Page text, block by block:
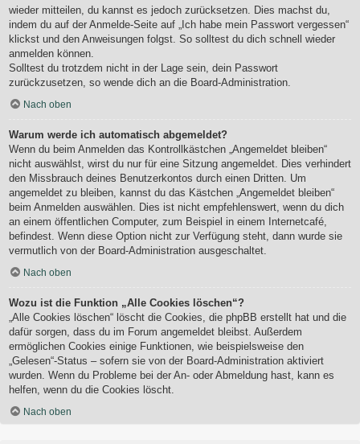
wieder mitteilen, du kannst es jedoch zurücksetzen. Dies machst du,
indem du auf der Anmelde-Seite auf „Ich habe mein Passwort vergessen“
klickst und den Anweisungen folgst. So solltest du dich schnell wieder
anmelden können.
Solltest du trotzdem nicht in der Lage sein, dein Passwort
zurückzusetzen, so wende dich an die Board-Administration.
Nach oben
Warum werde ich automatisch abgemeldet?
Wenn du beim Anmelden das Kontrollkästchen „Angemeldet bleiben“
nicht auswählst, wirst du nur für eine Sitzung angemeldet. Dies verhindert
den Missbrauch deines Benutzerkontos durch einen Dritten. Um
angemeldet zu bleiben, kannst du das Kästchen „Angemeldet bleiben“
beim Anmelden auswählen. Dies ist nicht empfehlenswert, wenn du dich
an einem öffentlichen Computer, zum Beispiel in einem Internetcafé,
befindest. Wenn diese Option nicht zur Verfügung steht, dann wurde sie
vermutlich von der Board-Administration ausgeschaltet.
Nach oben
Wozu ist die Funktion „Alle Cookies löschen“?
„Alle Cookies löschen“ löscht die Cookies, die phpBB erstellt hat und die
dafür sorgen, dass du im Forum angemeldet bleibst. Außerdem
ermöglichen Cookies einige Funktionen, wie beispielsweise den
„Gelesen“-Status – sofern sie von der Board-Administration aktiviert
wurden. Wenn du Probleme bei der An- oder Abmeldung hast, kann es
helfen, wenn du die Cookies löscht.
Nach oben